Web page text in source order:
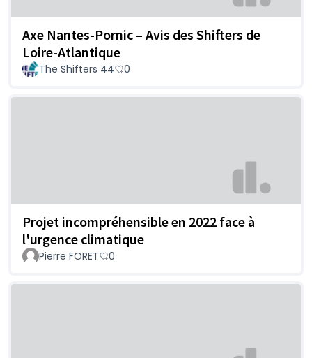
Axe Nantes-Pornic – Avis des Shifters de
Loire-Atlantique
The Shifters 44 0
Projet incompréhensible en 2022 face à
l'urgence climatique
Pierre FORET 0